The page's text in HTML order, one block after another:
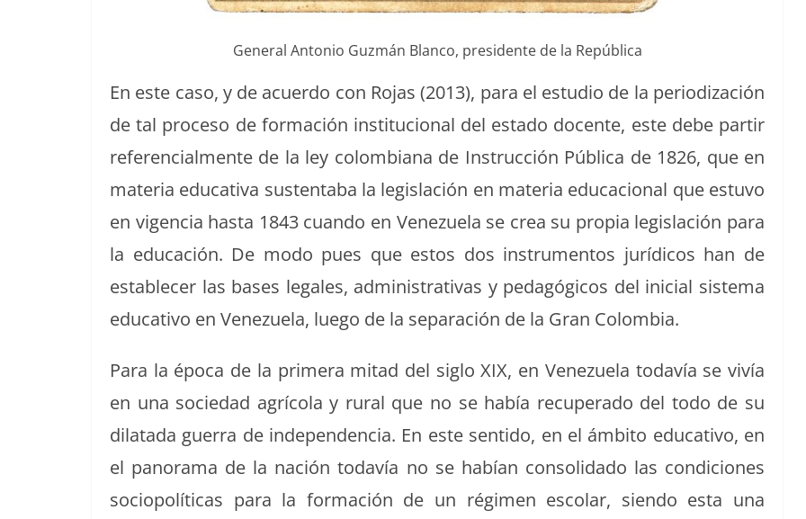
Gen­er­al Anto­nio Guzmán Blan­co, pres­i­dente de la República
En este caso, y de acuer­do con Rojas (2013), para el estu­dio de la peri­odización
de tal pro­ce­so de for­ma­ción insti­tu­cional del esta­do docente, este debe par­tir
ref­er­en­cial­mente de la ley colom­biana de Instruc­ción Públi­ca de 1826, que en
mate­ria educa­ti­va sus­tenta­ba la leg­is­lación en mate­ria edu­ca­cional que estu­vo
en vigen­cia has­ta 1843 cuan­do en Venezuela se crea su propia leg­is­lación para
la edu­cación. De modo pues que estos dos instru­men­tos jurídi­cos han de
estable­cer las bases legales, admin­is­tra­ti­vas y pedagógi­cos del ini­cial sis­tema
educa­ti­vo en Venezuela, luego de la sep­a­ración de la Gran Colombia.
Para la época de la primera mitad del siglo XIX, en Venezuela todavía se vivía
en una sociedad agrí­co­la y rur­al que no se había recu­per­a­do del todo de su
dilata­da guer­ra de inde­pen­den­cia. En este sen­ti­do, en el ámbito educa­ti­vo, en
el panora­ma de la nación todavía no se habían con­sol­i­da­do las condi­ciones
sociopolíti­cas para la for­ma­ción de un rég­i­men esco­lar, sien­do esta una